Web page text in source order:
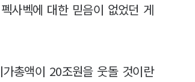
사벡에 대한 믿음이 없었던 게
총액이 20조원을 웃돌 것이란